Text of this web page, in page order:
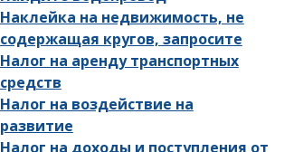
Наклейка на недвижимость, не
содержащая кругов, запросите
Налог на аренду транспортных
средств
Налог на воздействие на
развитие
Налог на доходы и поступления от